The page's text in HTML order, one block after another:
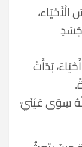
جَسَدِ
بَدَأَتْ
سِوَى عَيْنَيْ